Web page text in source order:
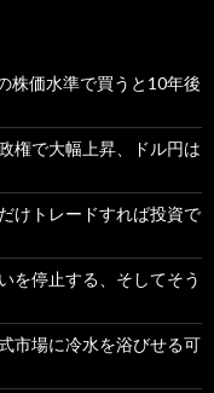
株価水準で買うと10年後
権で大幅上昇、ドル円は
けトレードすれば投資で
を停止する、そしてそう
市場に冷水を浴びせる可